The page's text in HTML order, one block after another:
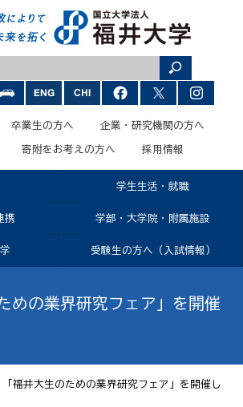
卒業生の方へ 企業・研究機関の方へ
寄附をお考えの方へ 採用情報
学生生活・就職
携 学部・大学院・附属施設
受験生の方へ（入試情報）
めの業界研究フェア」を開催
福井大生のための業界研究フェア」を開催し